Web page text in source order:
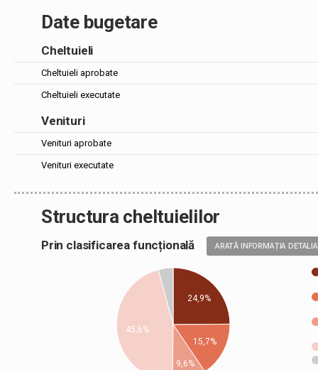
Date bugetare
Cheltuieli
Cheltuieli aprobate
Cheltuieli executate
Venituri
Venituri aprobate
Venituri executate
Structura cheltuielilor
Prin clasificarea funcțională ARATĂ INFORMAȚIA
24,9%
15,7%
45,6%
9,6%